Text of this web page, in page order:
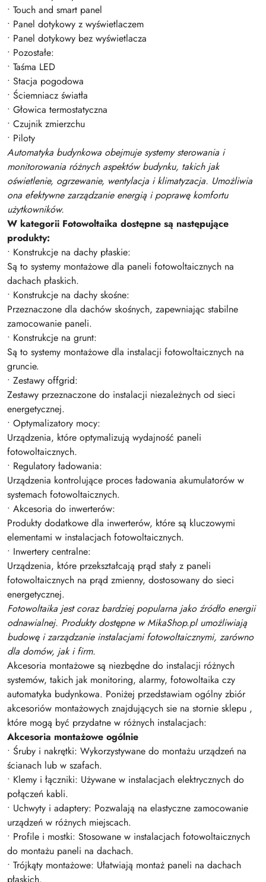
• Touch and smart panel
• Panel dotykowy z wyświetlaczem
• Panel dotykowy bez wyświetlacza
• Pozostałe:
• Taśma LED
• Stacja pogodowa
• Ściemniacz światła
• Głowica termostatyczna
• Czujnik zmierzchu
• Piloty
Automatyka budynkowa obejmuje systemy sterowania i
monitorowania różnych aspektów budynku, takich jak
oświetlenie, ogrzewanie, wentylacja i klimatyzacja. Umożliwia
ona efektywne zarządzanie energią i poprawę komfortu
użytkowników.
W kategorii Fotowoltaika dostępne są następujące
produkty:
• Konstrukcje na dachy płaskie:
Są to systemy montażowe dla paneli fotowoltaicznych na
dachach płaskich.
• Konstrukcje na dachy skośne:
Przeznaczone dla dachów skośnych, zapewniając stabilne
zamocowanie paneli.
• Konstrukcje na grunt:
Są to systemy montażowe dla instalacji fotowoltaicznych na
gruncie.
• Zestawy offgrid:
Zestawy przeznaczone do instalacji niezależnych od sieci
energetycznej.
• Optymalizatory mocy:
Urządzenia, które optymalizują wydajność paneli
fotowoltaicznych.
• Regulatory ładowania:
Urządzenia kontrolujące proces ładowania akumulatorów w
systemach fotowoltaicznych.
• Akcesoria do inwerterów:
Produkty dodatkowe dla inwerterów, które są kluczowymi
elementami w instalacjach fotowoltaicznych.
• Inwertery centralne:
Urządzenia, które przekształcają prąd stały z paneli
fotowoltaicznych na prąd zmienny, dostosowany do sieci
energetycznej.
Fotowoltaika jest coraz bardziej popularna jako źródło energii
odnawialnej. Produkty dostępne w MikaShop.pl umożliwiają
budowę i zarządzanie instalacjami fotowoltaicznymi, zarówno
dla domów, jak i firm.
Akcesoria montażowe są niezbędne do instalacji różnych
systemów, takich jak monitoring, alarmy, fotowoltaika czy
automatyka budynkowa. Poniżej przedstawiam ogólny zbiór
akcesoriów montażowych znajdujących sie na stornie sklepu ,
które mogą być przydatne w różnych instalacjach:
Akcesoria montażowe ogólnie
• Śruby i nakrętki: Wykorzystywane do montażu urządzeń na
ścianach lub w szafach.
• Klemy i łączniki: Używane w instalacjach elektrycznych do
połączeń kabli.
• Uchwyty i adaptery: Pozwalają na elastyczne zamocowanie
urządzeń w różnych miejscach.
• Profile i mostki: Stosowane w instalacjach fotowoltaicznych
do montażu paneli na dachach.
• Trójkąty montażowe: Ułatwiają montaż paneli na dachach